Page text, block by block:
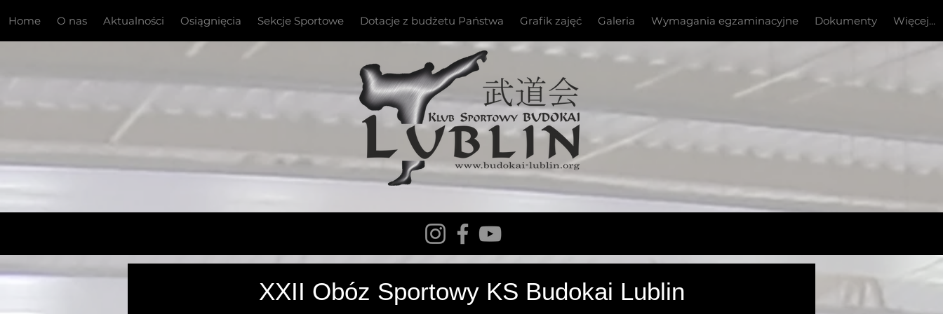
Home O nas Aktualności Osiągnięcia Sekcje Sportowe Dotacje z budżetu Państwa Grafik zajęć Galeria Wymagania egzaminacyjne Dokumenty Więcej...
Mistrzostwa Europy Kyokushin WKB -Turcja
XXII Obóz Sportowy KS Budokai Lublin